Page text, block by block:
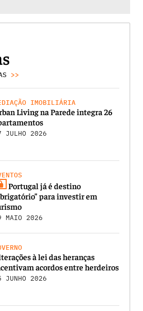
>>
IMOBILIÁRIA
Living na Parede integra 26
JULHO 2026
Portugal já é destino
para investir em
MAIO 2026
à lei das heranças
acordos entre herdeiros
JUNHO 2026